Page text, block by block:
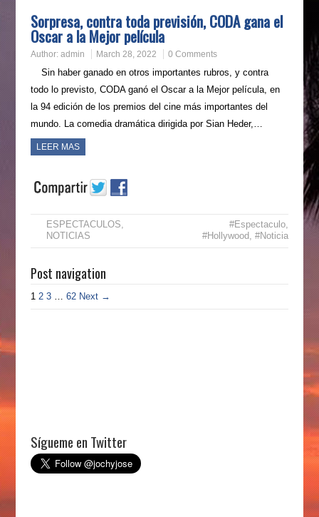
Sorpresa, contra toda previsión, CODA gana el
Oscar a la Mejor película
Author: admin March 28, 2022 0 Comments
Sin haber ganado en otros importantes rubros, y contra
todo lo previsto, CODA ganó el Oscar a la Mejor película, en
la 94 edición de los premios del cine más importantes del
mundo. La comedia dramática dirigida por Sian Heder,…
LEER MAS
ESPECTACULOS
NOTICIAS
#Espectaculo
#Hollywood ,#Noticia
Post navigation
1 2 3 62 Next →
Sígueme en Twitter